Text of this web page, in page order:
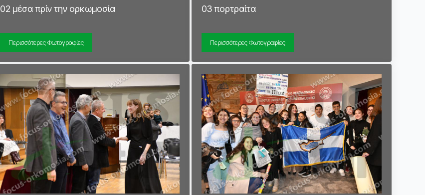
02 μέσα πρίν την ορκωμοσία
Περισσότερες Φωτογραφίες
03 πορτραίτα
Περισσότερες Φωτογραφίες